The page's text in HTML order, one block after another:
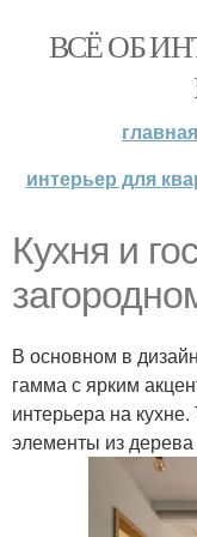
ВСЁ ОБ
главная
интерьер для
Кухня и
В основном в
гамма с ярким
интерьера на
элементы из дерева